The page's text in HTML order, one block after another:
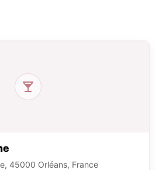
45000 Orléans, France